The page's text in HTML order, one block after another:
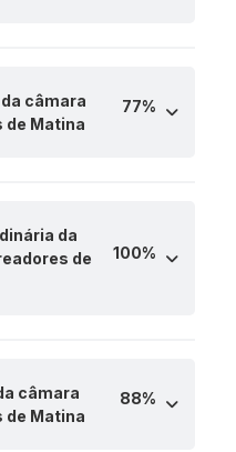
câmara
de Matina
77%
da
de
100%
câmara
de Matina
88%